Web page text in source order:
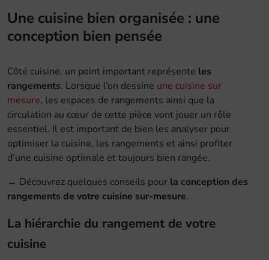
Une cuisine bien organisée : une
conception bien pensée
Côté cuisine, un point important représente les
rangements. Lorsque l’on dessine une cuisine sur
mesure, les espaces de rangements ainsi que la
circulation au cœur de cette pièce vont jouer un rôle
essentiel. Il est important de bien les analyser pour
optimiser la cuisine, les rangements et ainsi profiter
d’une cuisine optimale et toujours bien rangée.
→ Découvrez quelques conseils pour la conception des
rangements de votre cuisine sur-mesure.
La hiérarchie du rangement de votre
cuisine